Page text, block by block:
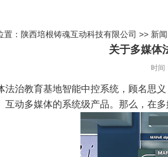
置： 陕西培根铸魂互动科技有限公司 >> 新
关于多媒体
时间
法治教育基地智能中控系统，顾名思
互动多媒体的系统级产品。那么，在